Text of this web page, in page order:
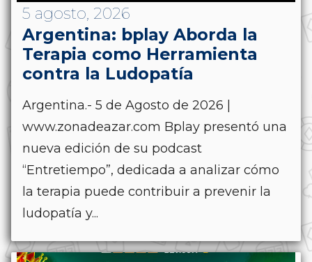
5 agosto, 2026
Argentina: bplay Aborda la
Terapia como Herramienta
contra la Ludopatía
Argentina.- 5 de Agosto de 2026 |
www.zonadeazar.com Bplay presentó una
nueva edición de su podcast
“Entretiempo”, dedicada a analizar cómo
la terapia puede contribuir a prevenir la
ludopatía y...